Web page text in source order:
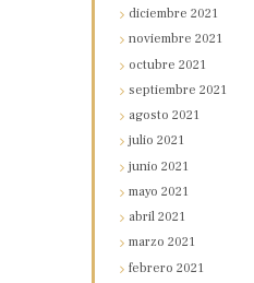
diciembre2021
noviembre2021
octubre2021
septiembre2021
agosto2021
julio2021
junio2021
mayo2021
abril2021
marzo2021
febrero2021